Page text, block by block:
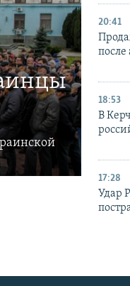
20:41
18:53
В
17:28
Удар